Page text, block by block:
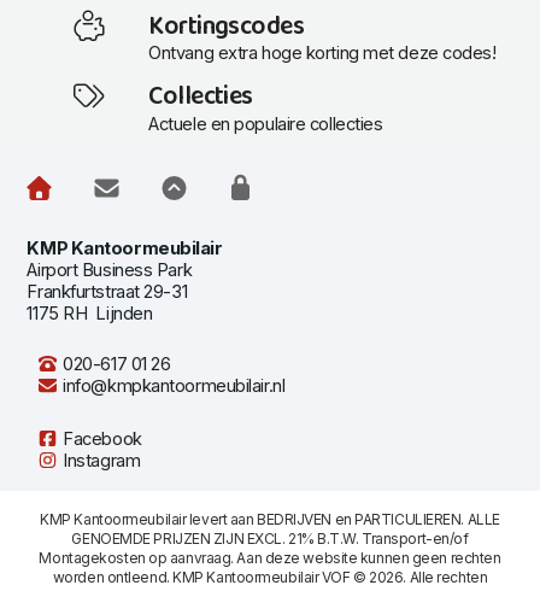
Kortingscodes
Ontvang extra hoge korting met deze codes!
Collecties
Actuele en populaire collecties
KMP Kantoormeubilair
Airport Business Park
Frankfurtstraat 29-31
1175 RH Lijnden
020-617 01 26
info@kmpkantoormeubilair.nl
Facebook
Instagram
KMP Kantoormeubilair levert aan BEDRIJVEN en PARTICULIEREN. ALLE
GENOEMDE PRIJZEN ZIJN EXCL. 21% B.T.W. Transport-en/of
Montagekosten op aanvraag. Aan deze website kunnen geen rechten
worden ontleend. KMP Kantoormeubilair VOF © 2026. Alle rechten